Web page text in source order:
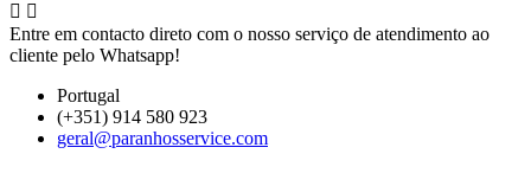
 
Entre em contacto direto com o nosso serviço de atendimento ao
cliente pelo Whatsapp!
Portugal
(+351) 914 580 923
geral@paranhosservice.com